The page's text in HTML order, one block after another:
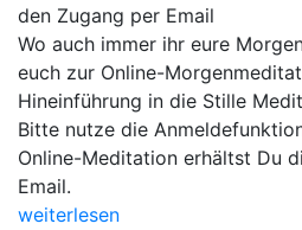
den Zugang per Email
Wo auch immer ihr eure
euch zur Online-
Hineinführung in die Stille
Bitte nutze die
Online-Meditation erhältst Du
Email.
weiterlesen